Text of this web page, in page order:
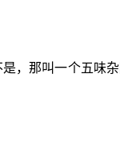
，那叫一个五